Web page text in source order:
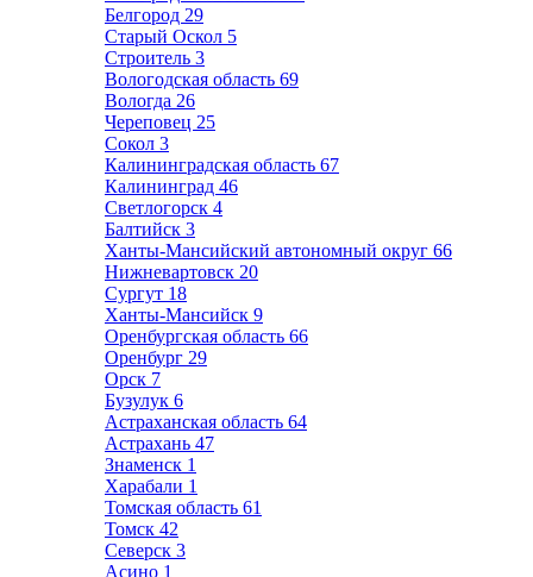
Белгород 29
Старый Оскол 5
Строитель 3
Вологодская область 69
Вологда 26
Череповец 25
Сокол 3
Калининградская область 67
Калининград 46
Светлогорск 4
Балтийск 3
Ханты-Мансийский автономный округ 66
Нижневартовск 20
Сургут 18
Ханты-Мансийск 9
Оренбургская область 66
Оренбург 29
Орск 7
Бузулук 6
Астраханская область 64
Астрахань 47
Знаменск 1
Харабали 1
Томская область 61
Томск 42
Северск 3
Асино 1